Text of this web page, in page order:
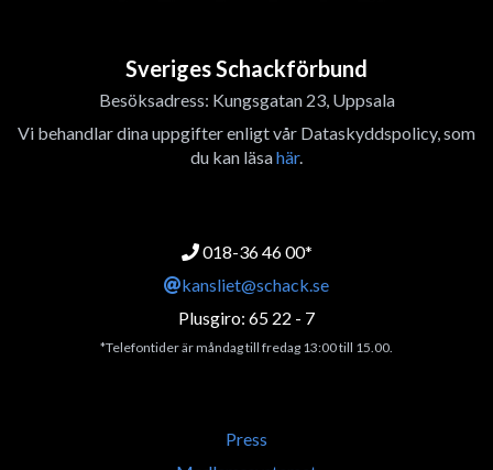
Sveriges Schackförbund
Besöksadress: Kungsgatan 23, Uppsala
Vi behandlar dina uppgifter enligt vår Dataskyddspolicy, som
du kan läsahär.
018-36 46 00*
kansliet@schack.se
Plusgiro: 65 22 - 7
*Telefontider är måndag till fredag 13:00 till 15.00.
Press